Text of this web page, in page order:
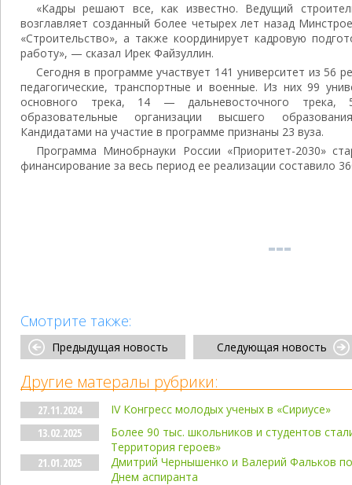
«Кадры решают все, как известно. Ведущий
возглавляет созданный более четырех лет назад
«Строительство», а также координирует кадровую
работу», — сказал Ирек Файзуллин.
Сегодня в программе участвует 141 университет из 56
педагогические, транспортные и военные. Из них 99
основного трека, 14 — дальневосточного трека, 5
образовательные организации высшего
Кандидатами на участие в программе признаны 23 вуза.
Программа Минобрнауки России «Приоритет-2030»
финансирование за весь период ее реализации составило
Смотрите также:
Предыдущая новость Следующая новость
Другие матералы рубрики:
27.11.2024
IV Конгресс молодых ученых в «Сириусе»
13.02.2025
Более 90 тыс. школьников и студентов
Территория героев»
21.01.2025
Дмитрий Чернышенко и Валерий Фальков
Днем аспиранта